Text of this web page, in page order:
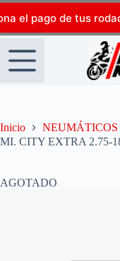
el pago de tus
Inicio
NEUMÁTICOS
MI. CITY EXTRA 2.75-
AGOTADO